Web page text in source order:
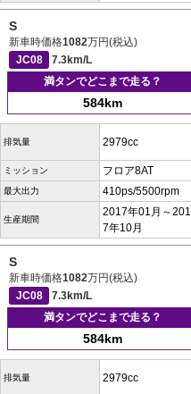
S
新車時価格1082万円(税込)
JC08
7.3km/L
満タンでどこまで走る？
584km
排気量 2979cc
ミッション フロア8AT
最大出力 410ps/5500rpm
生産期間
2017年01月～201
7年10月
S
新車時価格1082万円(税込)
JC08
7.3km/L
満タンでどこまで走る？
584km
排気量 2979cc